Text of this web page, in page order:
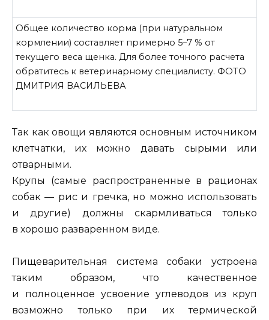
Общее количество корма (при натуральном
кормлении) составляет примерно 5–7 % от
текущего веса щенка. Для более точного расчета
обратитесь к ветеринарному специалисту. ФОТО
ДМИТРИЯ ВАСИЛЬЕВА
Так как овощи являются основным источником
клетчатки, их можно давать сырыми или
отварными.
Крупы (самые распространенные в рационах
собак — рис и гречка, но можно использовать
и другие) должны скармливаться только
в хорошо разваренном виде.
Пищеварительная система собаки устроена
таким образом, что качественное
и полноценное усвоение углеводов из круп
возможно только при их термической